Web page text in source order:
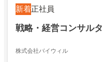
新着正社員
戦略・経営コンサル
株式会社バイウィル